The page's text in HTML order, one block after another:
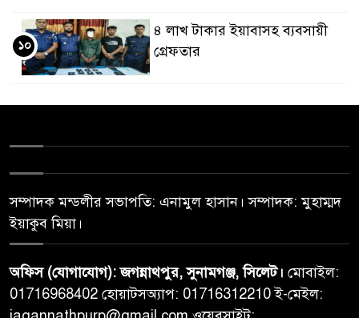
৪ লাখ টাকার ইয়াবাসহ ব্যবসায়ী
গ্রেফতার
১০
সম্পাদক মন্ডলীর সভাপতি: এনামুল হাসান। সম্পাদক: মুহাম্মদ
ইয়াকুব মিয়া।
অফিস (যোগাযোগ): জগন্নাথপুর, সুনামগঞ্জ, সিলেট। মোবাইল:
01716968402 হোয়াটসঅ্যাপ: 01716312210 ই-মেইল: